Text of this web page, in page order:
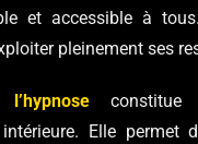
et accessible à
pleinement ses
l’hypnose constitue
intérieure. Elle permet